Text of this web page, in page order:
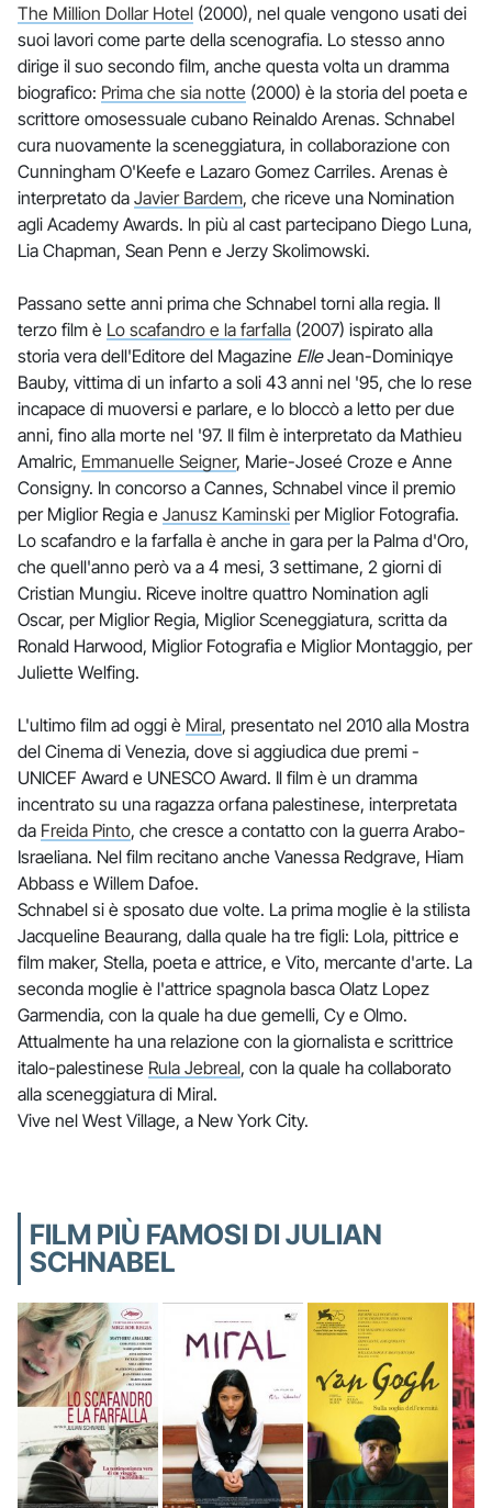
The Million Dollar Hotel (2000), nel quale vengono usati dei
suoi lavori come parte della scenografia. Lo stesso anno
dirige il suo secondo film, anche questa volta un dramma
biografico: Prima che sia notte (2000) è la storia del poeta e
scrittore omosessuale cubano Reinaldo Arenas. Schnabel
cura nuovamente la sceneggiatura, in collaborazione con
Cunningham O'Keefe e Lazaro Gomez Carriles. Arenas è
interpretato da Javier Bardem, che riceve una Nomination
agli Academy Awards. In più al cast partecipano Diego Luna,
Lia Chapman, Sean Penn e Jerzy Skolimowski.
Passano sette anni prima che Schnabel torni alla regia. Il
terzo film è Lo scafandro e la farfalla (2007) ispirato alla
storia vera dell'Editore del Magazine ElleJean-Dominiqye
Bauby, vittima di un infarto a soli 43 anni nel '95, che lo rese
incapace di muoversi e parlare, e lo bloccò a letto per due
anni, fino alla morte nel '97. Il film è interpretato da Mathieu
Amalric, Emmanuelle Seigner, Marie-Joseé Croze e Anne
Consigny. In concorso a Cannes, Schnabel vince il premio
per Miglior Regia e Janusz Kaminski per Miglior Fotografia.
Lo scafandro e la farfalla è anche in gara per la Palma d'Oro,
che quell'anno però va a 4 mesi, 3 settimane, 2 giorni di
Cristian Mungiu. Riceve inoltre quattro Nomination agli
Oscar, per Miglior Regia, Miglior Sceneggiatura, scritta da
Ronald Harwood, Miglior Fotografia e Miglior Montaggio, per
Juliette Welfing.
L'ultimo film ad oggi è Miral, presentato nel 2010 alla Mostra
del Cinema di Venezia, dove si aggiudica due premi -
UNICEF Award e UNESCO Award. Il film è un dramma
incentrato su una ragazza orfana palestinese, interpretata
da Freida Pinto, che cresce a contatto con la guerra Arabo-
Israeliana. Nel film recitano anche Vanessa Redgrave, Hiam
Abbass e Willem Dafoe.
Schnabel si è sposato due volte. La prima moglie è la stilista
Jacqueline Beaurang, dalla quale ha tre figli: Lola, pittrice e
film maker, Stella, poeta e attrice, e Vito, mercante d'arte. La
seconda moglie è l'attrice spagnola basca Olatz Lopez
Garmendia, con la quale ha due gemelli, Cy e Olmo.
Attualmente ha una relazione con la giornalista e scrittrice
italo-palestinese Rula Jebreal, con la quale ha collaborato
alla sceneggiatura di Miral.
Vive nel West Village, a New York City.
FILM PIÙ FAMOSI DI JULIAN
SCHNABEL